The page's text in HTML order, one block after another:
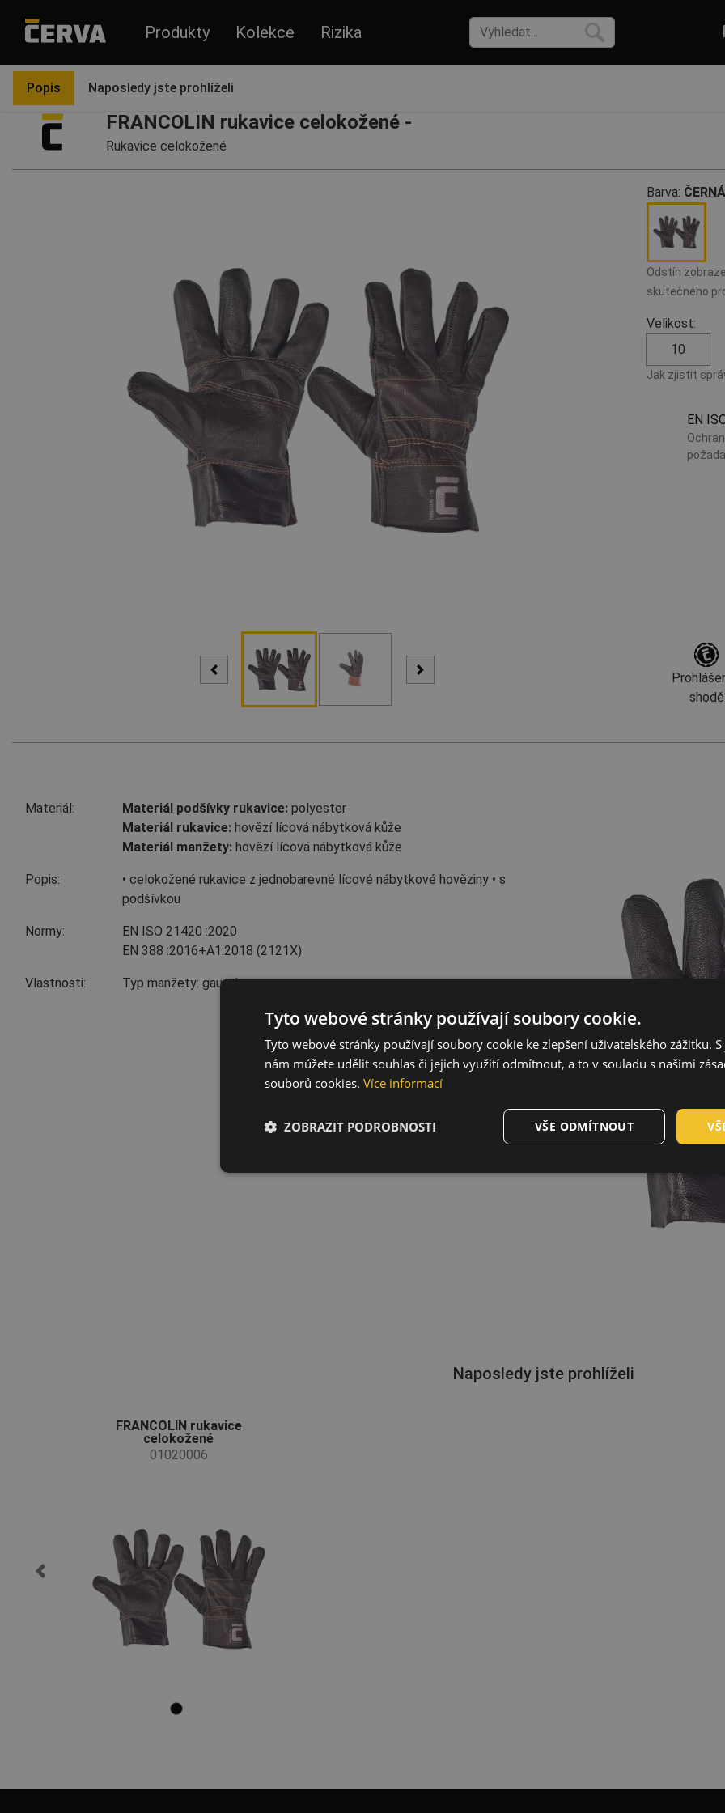
Produkty Kolekce Rizika
FRANCOLIN rukavice celokožené -
Rukavice celokožené
Barva: ČERNÁ
Odstín
skutečného
Velikost:
10
Jak zjistit
EN
shodě
Popis Naposledy jste prohlíželi
Materiál: Materiál podšívky rukavice: polyester
Materiál rukavice: hovězí lícová nábytková kůže
Materiál manžety: hovězí lícová nábytková kůže
Popis:
• celokožené rukavice z jednobarevné lícové nábytkové hověziny • s
podšívkou
Normy: EN ISO 21420 :2020
EN 388 :2016+A1:2018 (2121X)
Vlastnosti: Typ manžety: gauntlet
Naposledy jste prohlíželi
FRANCOLIN rukavice
celokožené
01020006
Tyto webové stránky používají soubory cookie.
Tyto webové stránky používají soubory cookie ke zlepšení uživatelského zážitku.
nám můžete udělit souhlas či jejich využití odmítnout, a to v souladu s našimi
souborů cookies. Více informací
VŠE ODMÍTNOUT
ZOBRAZIT PODROBNOSTI